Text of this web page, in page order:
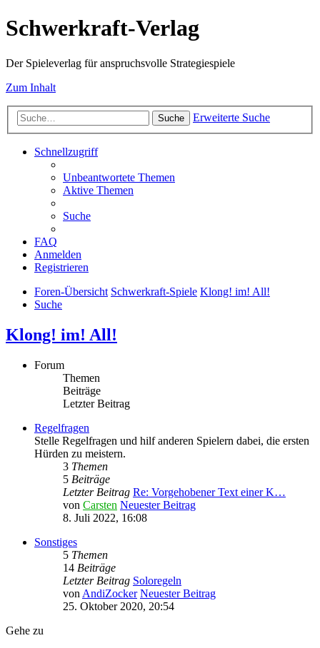
Schwerkraft-Verlag
Der Spieleverlag für anspruchsvolle Strategiespiele
Zum Inhalt
Suche Erweiterte Suche
Schnellzugriff
Unbeantwortete Themen
Aktive Themen
Suche
FAQ
Anmelden
Registrieren
Foren-Übersicht Schwerkraft-Spiele Klong! im! All!
Suche
Klong! im! All!
Forum
Themen
Beiträge
Letzter Beitrag
Regelfragen
Stelle Regelfragen und hilf anderen Spielern dabei, die ersten
Hürden zu meistern.
3 Themen
5 Beiträge
Letzter Beitrag Re: Vorgehobener Text einer K…
von Carsten Neuester Beitrag
8. Juli 2022, 16:08
Sonstiges
5 Themen
14 Beiträge
Letzter Beitrag Soloregeln
von AndiZocker Neuester Beitrag
25. Oktober 2020, 20:54
Gehe zu